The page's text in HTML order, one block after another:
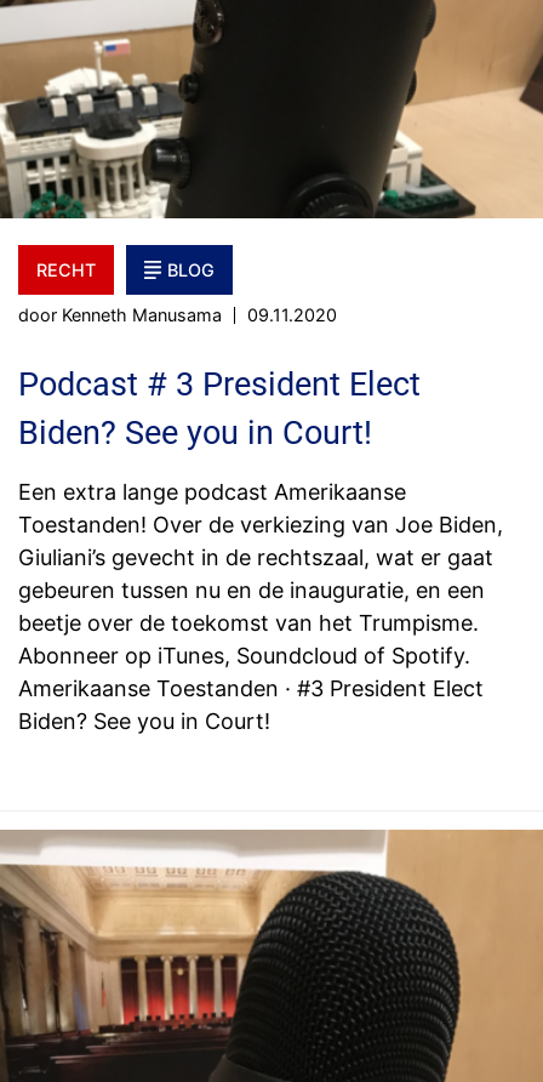
RECHT BLOG
door Kenneth Manusama 09.11.2020
Podcast # 3 President Elect
Biden? See you in Court!
Een extra lange podcast Amerikaanse
Toestanden! Over de verkiezing van Joe Biden,
Giuliani’s gevecht in de rechtszaal, wat er gaat
gebeuren tussen nu en de inauguratie, en een
beetje over de toekomst van het Trumpisme.
Abonneer op iTunes, Soundcloud of Spotify.
Amerikaanse Toestanden · #3 President Elect
Biden? See you in Court!